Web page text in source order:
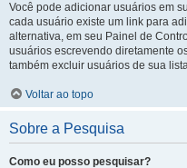
Você pode adicionar usuários em
cada usuário existe um link para
alternativa, em seu Painel de
usuários escrevendo diretamente
também excluir usuários de sua
Voltar ao topo
Sobre a Pesquisa
Como eu posso pesquisar?